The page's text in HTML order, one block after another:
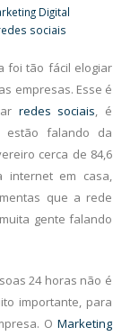
Digital
sociais
foi tão fácil elogiar
empresas. Esse é
redes sociais, é
estão falando da
cerca de 84,6
internet em casa,
que a rede
gente falando
24 horas não é
importante, para
O Marketing